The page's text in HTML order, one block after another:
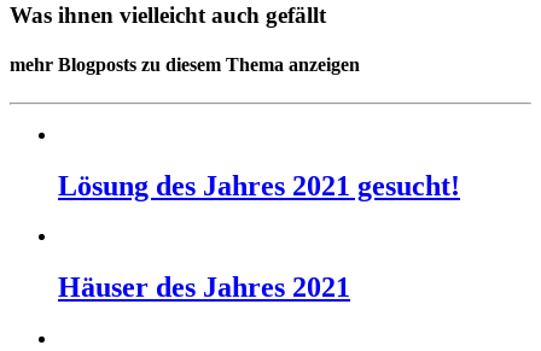
Was ihnen vielleicht auch gefällt
mehr Blogposts zu diesem Thema anzeigen
Lösung des Jah­res 2021 ge­sucht!
Häuser des Jah­res 2021